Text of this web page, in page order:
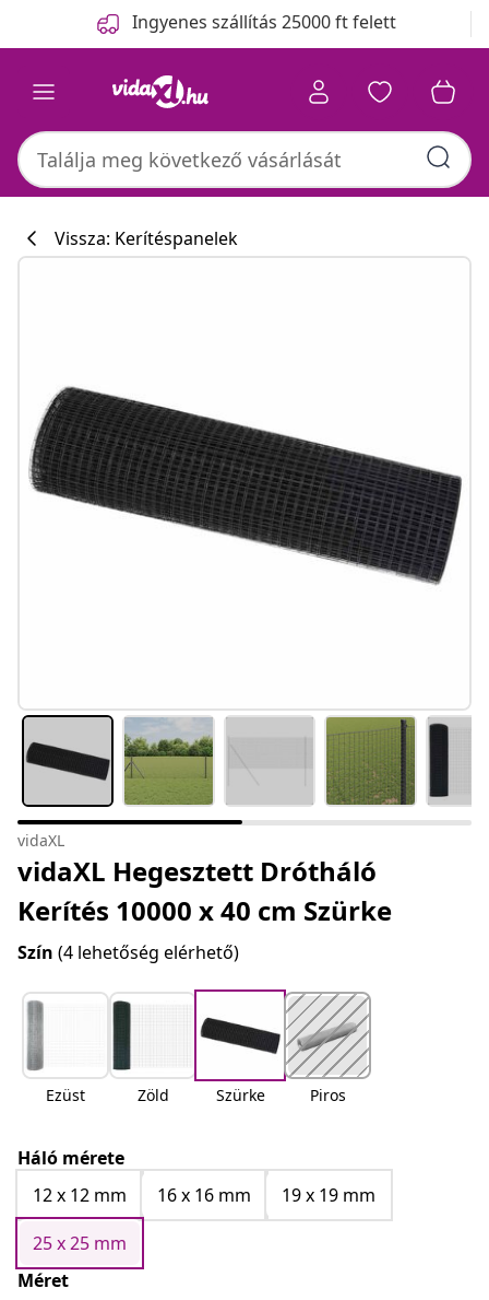
Ingyenes szállítás 25000 ft felett
Vissza: Kerítéspanelek
vidaXL
vidaXL Hegesztett Drótháló
Kerítés 10000 x 40 cm Szürke
Szín (4 lehetőség elérhető)
Ezüst Zöld Szürke Piros
Háló mérete
12 x 12 mm
16 x 16 mm
19 x 19 mm
25 x 25 mm
Méret